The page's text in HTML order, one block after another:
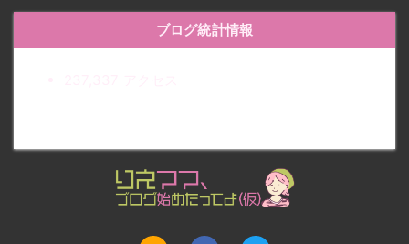
ブログ統計情報
りえママ、ブログ始めたって